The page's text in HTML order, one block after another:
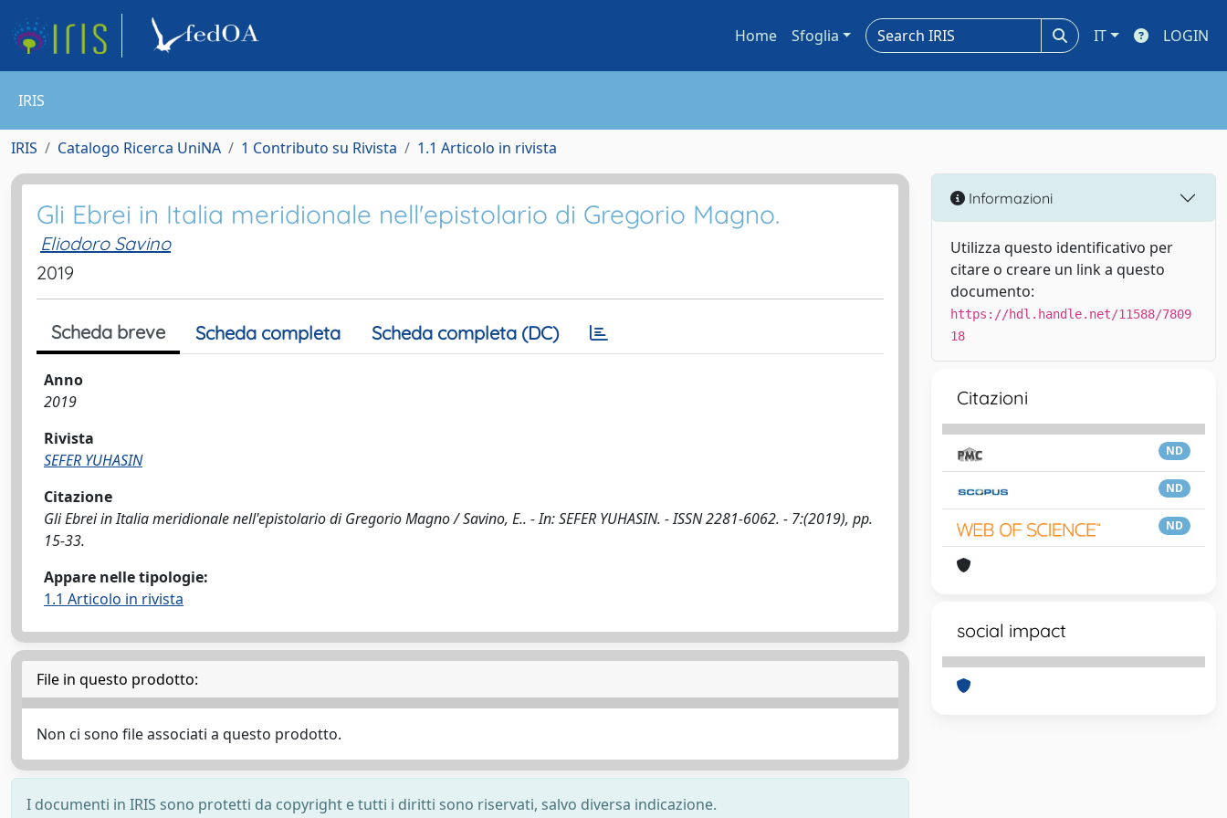
Home Sfoglia IT LOGIN
IRIS
IRIS Catalogo Ricerca UniNA 1 Contributo su Rivista 1.1 Articolo in rivista
Gli Ebrei in Italia meridionale nell'epistolario di Gregorio Magno.
Eliodoro Savino
2019
Scheda breve Scheda completa Scheda completa (DC)
Anno
2019
Rivista
SEFER YUHASIN
Citazione
Gli Ebrei in Italia meridionale nell'epistolario di Gregorio Magno / Savino, E.. - In: SEFER YUHASIN. - ISSN 2281-6062. - 7:(2019), pp.
15-33.
Appare nelle tipologie:
1.1 Articolo in rivista
File in questo prodotto:
Non ci sono file associati a questo prodotto.
I documenti in IRIS sono protetti da copyright e tutti i diritti sono riservati, salvo diversa indicazione.
Informazioni
Utilizza questo identificativo per
citare o creare un link a questo
documento:
https://hdl.handle.net/11588/7809
18
Citazioni
ND
ND
ND
social impact